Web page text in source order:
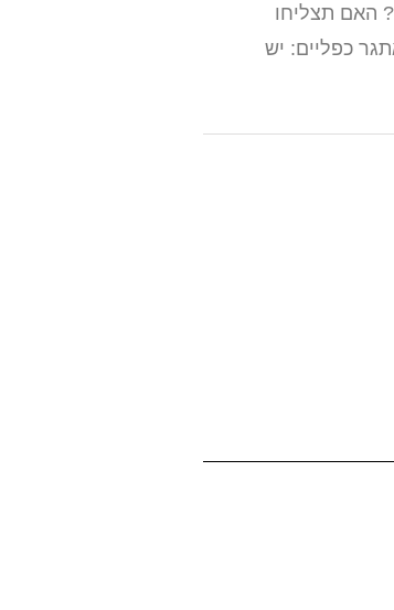
האם תצליחו
המשחק מאתגר כפליים: יש